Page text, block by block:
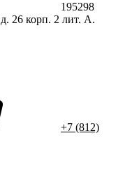
195298
26 корп. 2 лит. А.
+7 (812)